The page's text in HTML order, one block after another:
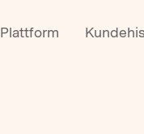
Plattform